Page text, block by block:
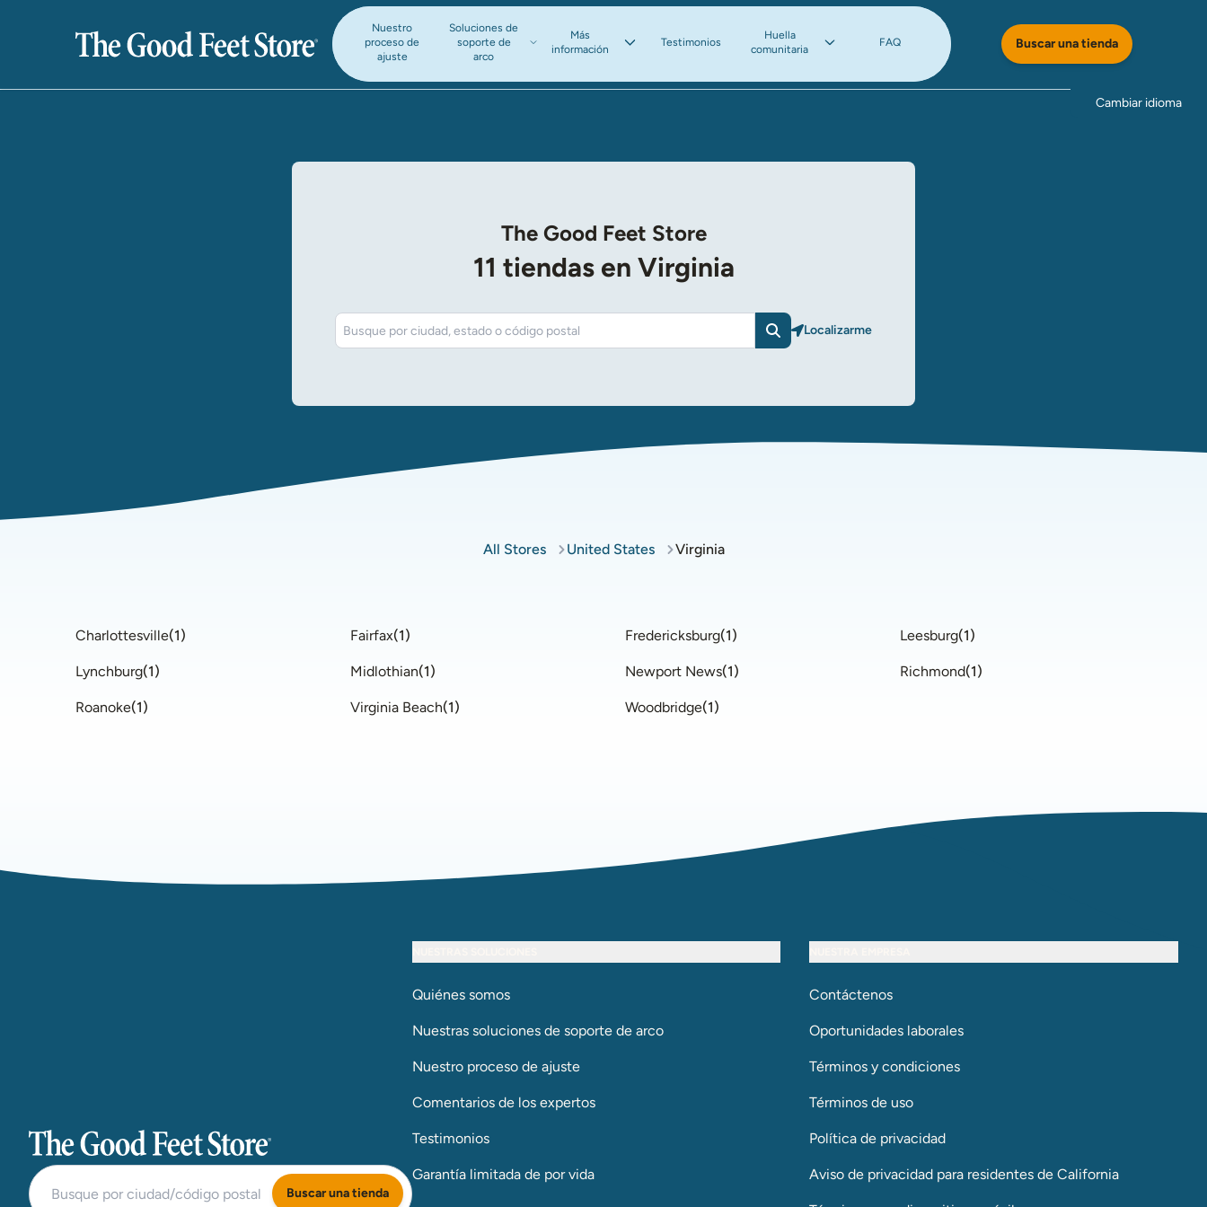
Nuestro
proceso de
ajuste
Soluciones de
soporte de
arco​​​​​​​
Más
información​​​​​​​
Testimonios
Huella
comunitaria
FAQ Buscar una tienda
Cambiar idioma
The Good Feet Store
11 tiendas en Virginia
BuscarLocalizarme​​​​​​​
All Stores United States Virginia
Charlottesville(1) Fairfax(1) Fredericksburg(1) Leesburg(1)
Lynchburg(1) Midlothian(1) Newport News​​​​​​​(1) Richmond(1)
Roanoke(1) Virginia Beach(1) Woodbridge(1)
The Good Feet Store
Buscar una tienda
Quiénes somos
Nuestras soluciones de soporte de arco​​​​​​​
Nuestro proceso de ajuste
Comentarios de los expertos
Testimonios
Garantía limitada de por vida
Contáctenos
Oportunidades laborales
Términos y condiciones
Términos de uso
Política de privacidad
Aviso de privacidad para residentes de California